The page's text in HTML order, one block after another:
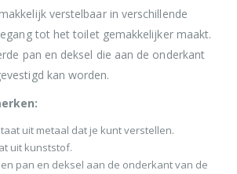
verstelbaar in verschillende
tot het toilet gemakkelijker maakt.
pan en deksel die aan de onderkant
kan worden.
uit metaal dat je kunt verstellen.
uit kunststof.
pan en deksel aan de onderkant van de